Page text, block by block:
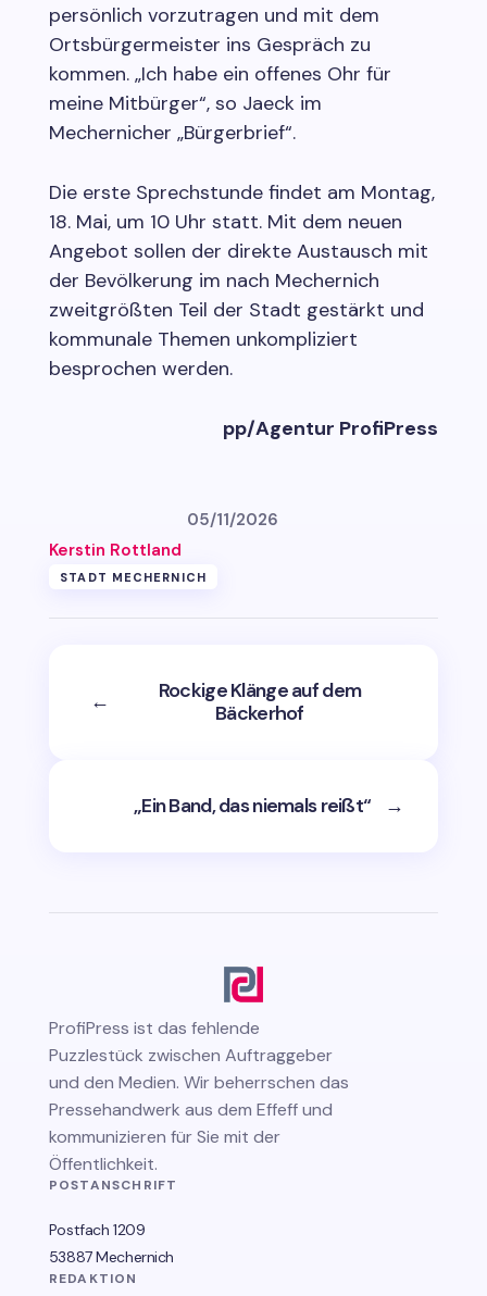
persönlich vorzutragen und mit dem
Ortsbürgermeister ins Gespräch zu
kommen. „Ich habe ein offenes Ohr für
meine Mitbürger“, so Jaeck im
Mechernicher „Bürgerbrief“.
Die erste Sprechstunde findet am Montag,
18. Mai, um 10 Uhr statt. Mit dem neuen
Angebot sollen der direkte Austausch mit
der Bevölkerung im nach Mechernich
zweitgrößten Teil der Stadt gestärkt und
kommunale Themen unkompliziert
besprochen werden.
pp/Agentur ProfiPress
Kerstin Rottland
05/11/2026
STADT MECHERNICH
←
Rockige Klänge auf dem
Bäckerhof
„Ein Band, das niemals reißt“ →
ProfiPress ist das fehlende
Puzzlestück zwischen Auftraggeber
und den Medien. Wir beherrschen das
Pressehandwerk aus dem Effeff und
kommunizieren für Sie mit der
Öffentlichkeit.
POSTANSCHRIFT
Postfach 1209
53887 Mechernich
REDAKTION